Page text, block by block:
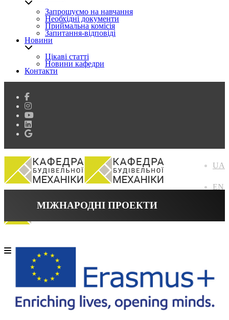
Запрошуємо на навчання
Необхідні документи
Приймальна комісія
Запитання-відповіді
Новини
Цікаві статті
Новини кафедри
Контакти
UA
EN
Кафедра
МІЖНАРОДНІ ПРОЕКТИ